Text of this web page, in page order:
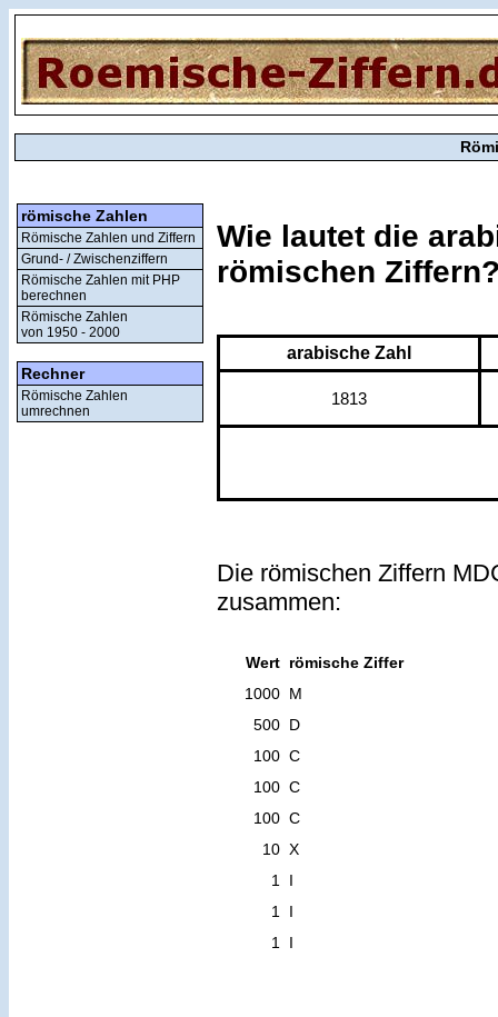
römische Zahlen
Römische Zahlen und Ziffern
Grund- / Zwischenziffern
Römische Zahlen mit PHP
berechnen
Römische Zahlen
von 1950 - 2000
Rechner
Römische Zahlen
umrechnen
Wie lautet die
römischen
arabische Zahl
1813
Die römischen Ziffern
zusammen:
Wert römische Ziffer
1000 M
500 D
100 C
100 C
100 C
10 X
1
I
1
I
1
I